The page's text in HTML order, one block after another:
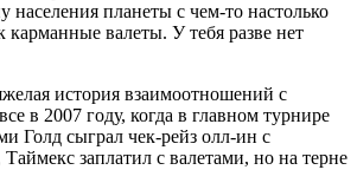
населения планеты с чем-то настолько
карманные валеты. У тебя разве нет
история взаимоотношений с
в 2007 году, когда в главном турнире
Голд сыграл чек-рейз олл-ин с
Таймекс заплатил с валетами, но на терне